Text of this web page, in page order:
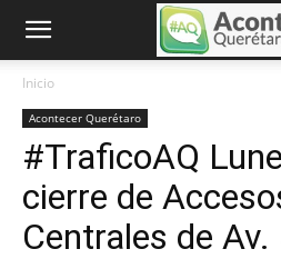
Inicio
Acontecer Querétaro
#TraficoAQ
cierre de
Centrales de